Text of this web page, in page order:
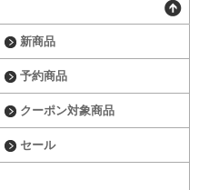
新商品
予約商品
クーポン対象商品
セール